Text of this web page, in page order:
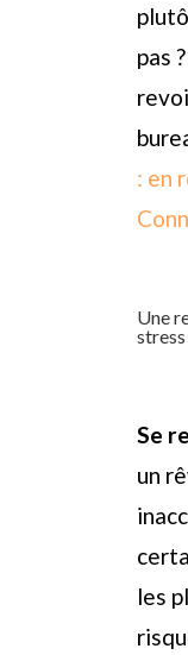
pas
: en
Une
stress
Se
un
les